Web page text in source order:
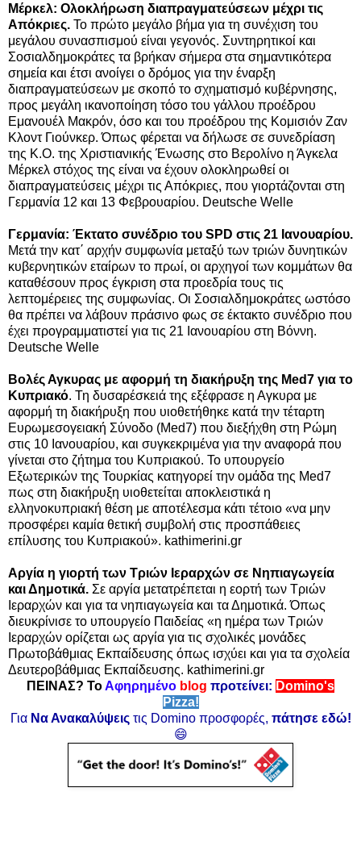
Μέρκελ: Ολοκλήρωση διαπραγματεύσεων μέχρι τις
Απόκριες. Το πρώτο μεγάλο βήμα για τη συνέχιση του
μεγάλου συνασπισμού είναι γεγονός. Συντηρητικοί και
Σοσιαλδημοκράτες τα βρήκαν σήμερα στα σημαντικότερα
σημεία και έτσι ανοίγει ο δρόμος για την έναρξη
διαπραγματεύσεων με σκοπό το σχηματισμό κυβέρνησης,
προς μεγάλη ικανοποίηση τόσο του γάλλου προέδρου
Εμανουέλ Μακρόν, όσο και του προέδρου της Κομισιόν Ζαν
Κλοντ Γιούνκερ.Όπως φέρεται να δήλωσε σε συνεδρίαση
της Κ.Ο. της Χριστιανικής Ένωσης στο Βερολίνο η Άγκελα
Μέρκελ στόχος της είναι να έχουν ολοκληρωθεί οι
διαπραγματεύσεις μέχρι τις Απόκριες, που γιορτάζονται στη
Γερμανία 12 και 13 Φεβρουαρίου. Deutsche Welle
Γερμανία: Έκτατο συνέδριο του SPD στις 21 Ιανουαρίου.
Μετά την κατ΄ αρχήν συμφωνία μεταξύ των τριών δυνητικών
κυβερνητικών εταίρων το πρωί, οι αρχηγοί των κομμάτων θα
καταθέσουν προς έγκριση στα προεδρία τους τις
λεπτομέρειες της συμφωνίας. Οι Σοσιαλδημοκράτες ωστόσο
θα πρέπει να λάβουν πράσινο φως σε έκτακτο συνέδριο που
έχει προγραμματιστεί για τις 21 Ιανουαρίου στη Βόννη.
Deutsche Welle
Βολές Αγκυρας με αφορμή τη διακήρυξη της Med7 για το
Κυπριακό. Τη δυσαρέσκειά της εξέφρασε η Αγκυρα με
αφορμή τη διακήρυξη που υιοθετήθηκε κατά την τέταρτη
Ευρωμεσογειακή Σύνοδο (Med7) που διεξήχθη στη Ρώμη
στις 10 Ιανουαρίου, και συγκεκριμένα για την αναφορά που
γίνεται στο ζήτημα του Κυπριακού. Το υπουργείο
Εξωτερικών της Τουρκίας κατηγορεί την ομάδα της Med7
πως στη διακήρυξη υιοθετείται αποκλειστικά η
ελληνοκυπριακή θέση με αποτέλεσμα κάτι τέτοιο «να μην
προσφέρει καμία θετική συμβολή στις προσπάθειες
επίλυσης του Κυπριακού». kathimerini.gr
Αργία η γιορτή των Τριών Ιεραρχών σε Νηπιαγωγεία
και Δημοτικά. Σε αργία μετατρέπεται η εορτή των Τριών
Ιεραρχών και για τα νηπιαγωγεία και τα Δημοτικά. Όπως
διευκρίνισε το υπουργείο Παιδείας «η ημέρα των Τριών
Ιεραρχών ορίζεται ως αργία για τις σχολικές μονάδες
Πρωτοβάθμιας Εκπαίδευσης όπως ισχύει και για τα σχολεία
Δευτεροβάθμιας Εκπαίδευσης. kathimerini.gr
ΠΕΙΝΑΣ? ΤοΑφηρημένο blog προτείνει: Domino's
Pizza!
Για Να Ανακαλύψειςτις Domino προσφορές, πάτησε εδώ!
😄